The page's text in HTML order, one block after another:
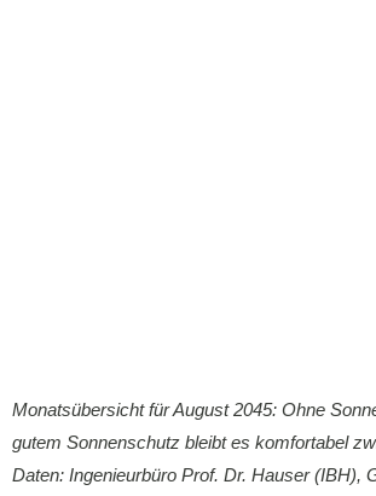
Monatsübersicht für August 2045: Ohne
gutem Sonnenschutz bleibt es komfortabel
Daten: Ingenieurbüro Prof. Dr. Hauser (IBH),